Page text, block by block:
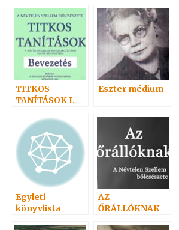
TITKOS
TANÍTÁSOK I.
Eszter médium
Egyleti
könyvlista
AZ
ŐRÁLLÓKNAK